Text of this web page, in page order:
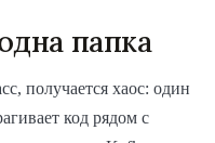
папка
получается хаос: один
код рядом с